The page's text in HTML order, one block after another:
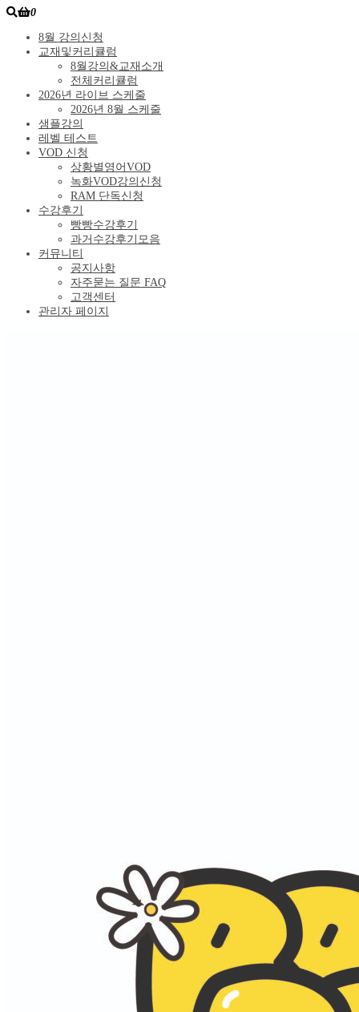
0
8월 강의신청
교재및커리큘럼
8월강의&교재소개
전체커리큘럼
2026년 라이브 스케줄
2026년 8월 스케줄
샘플강의
레벨 테스트
VOD 신청
상황별영어VOD
녹화VOD강의신청
RAM 단독신청
수강후기
빵빵수강후기
과거수강후기모음
커뮤니티
공지사항
자주묻는 질문 FAQ
고객센터
관리자 페이지